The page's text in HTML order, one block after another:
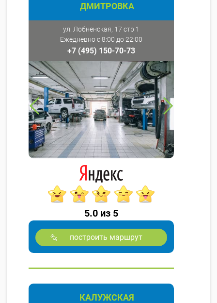
ДМИТРОВКА
ул. Лобненская, 17 стр 1
Ежедневно с 8:00 до 22:00
+7 (495) 150-70-73
5.0 из 5
построить маршрут
КАЛУЖСКАЯ